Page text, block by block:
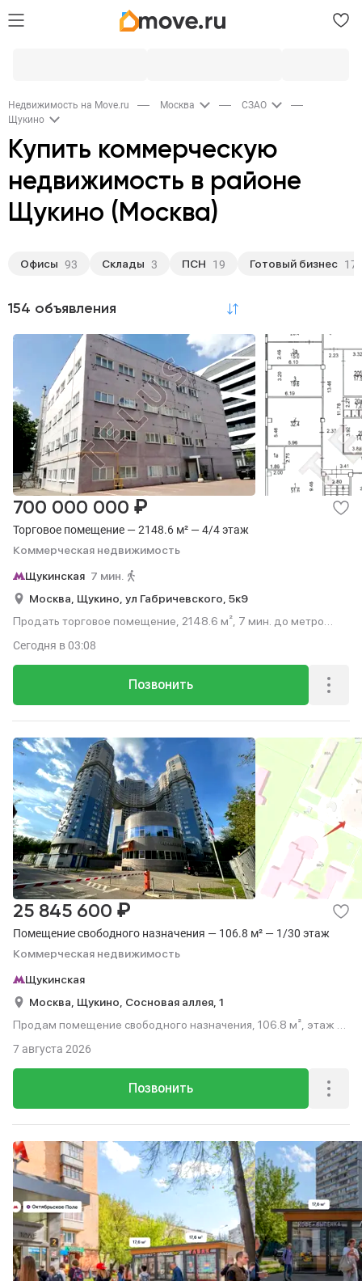
Недвижимость на Move.ru Москва
СЗАО
Щукино
Купить коммерческую
недвижимость в районе
Щукино (Москва)
Офисы 93 Склады 3 ПСН 19 Готовый бизнес 17
154 объявления
Торговое помещение — 2148.6 м² — 4/4 этаж
Коммерческая недвижимость
700 000 000 ₽
Щукинская 7 мин.
Москва, Щукино, ул Габричевского, 5к9
Продать торговое помещение, 2148.6 м², 7 мин. до метро
Позвонить
Сегодня в 03:08
Помещение свободного назначения — 106.8 м² — 1/30 этаж
Коммерческая недвижимость
25 845 600 ₽
Щукинская
Москва, Щукино, Сосновая аллея, 1
Продам помещение свободного назначения, 106.8 м², этаж 1
Позвонить
7 августа 2026